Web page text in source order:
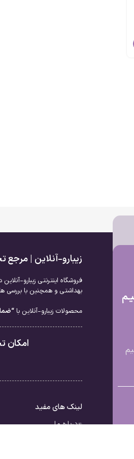
زیبارو-آنلاین |
فروشگاه اینترنتی زیبارو-
بهداشتی و همچنین با بررسی
محصولات زیبارو-آنلاین با
امکان
لینک های مفید
درباره ما